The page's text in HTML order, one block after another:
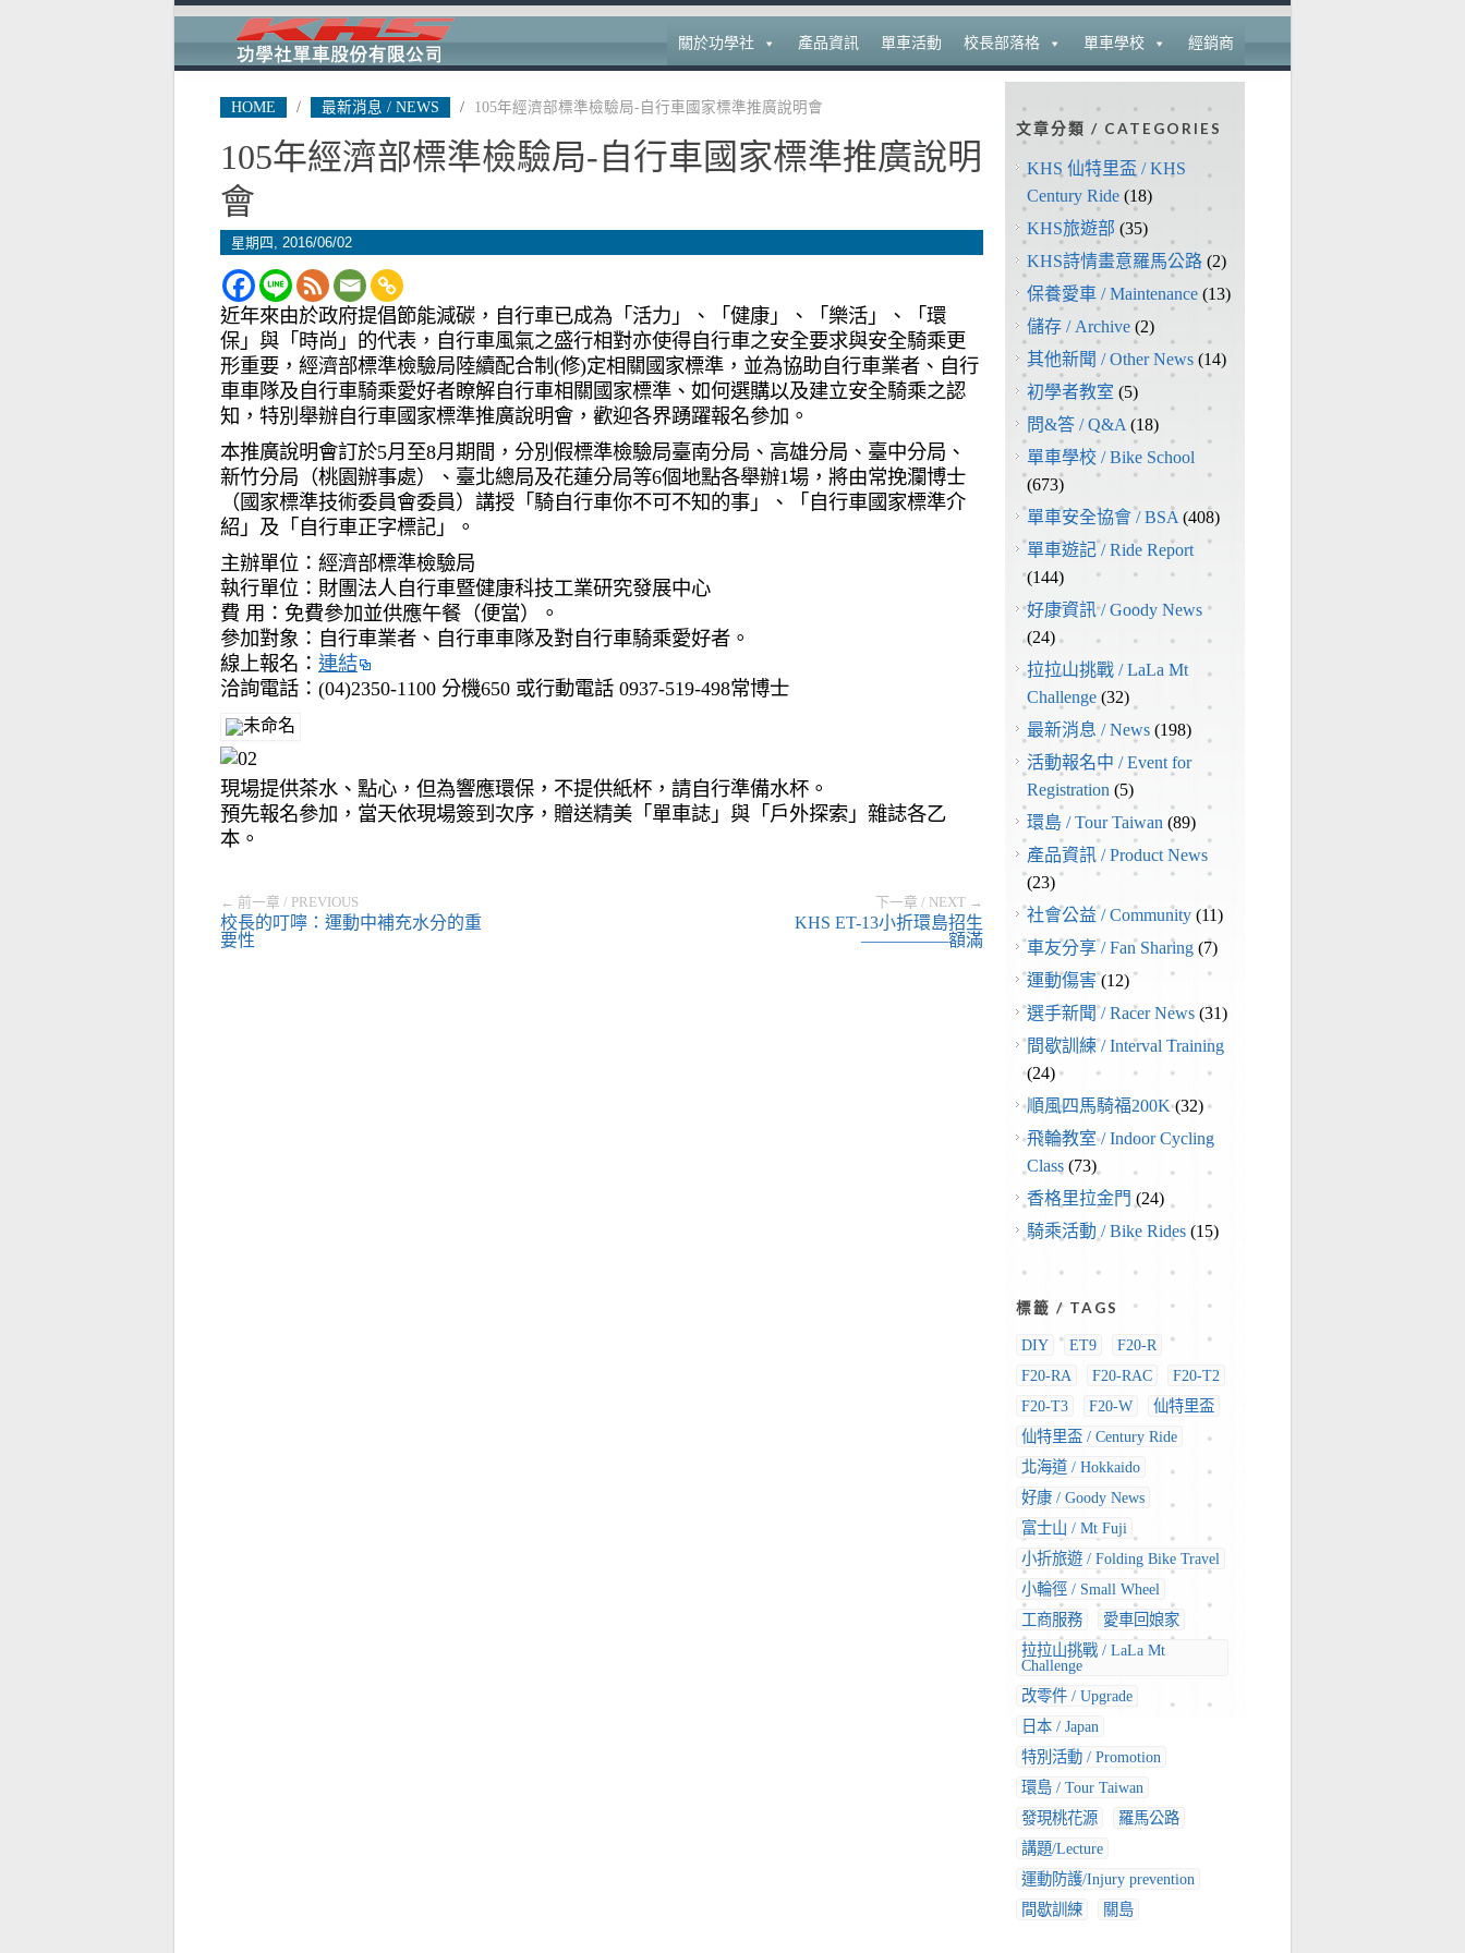
關於功學社 產品資訊 單車活動 校長部落格 單車學校 經銷商
HOME / 最新消息 / NEWS / 105年經濟部標準檢驗局-自行車國家標準推廣說明會
105年經濟部標準檢驗局-自行車國家標準推廣說明
會
星期四, 2016/06/02
近年來由於政府提倡節能減碳，自行車已成為「活力」、「健康」、「樂活」、「環
保」與「時尚」的代表，自行車風氣之盛行相對亦使得自行車之安全要求與安全騎乘更
形重要，經濟部標準檢驗局陸續配合制(修)定相關國家標準，並為協助自行車業者、自行
車車隊及自行車騎乘愛好者瞭解自行車相關國家標準、如何選購以及建立安全騎乘之認
知，特別舉辦自行車國家標準推廣說明會，歡迎各界踴躍報名參加。
本推廣說明會訂於5月至8月期間，分別假標準檢驗局臺南分局、高雄分局、臺中分局、
新竹分局（桃園辦事處）、臺北總局及花蓮分局等6個地點各舉辦1場，將由常挽瀾博士
（國家標準技術委員會委員）講授「騎自行車你不可不知的事」、「自行車國家標準介
紹」及「自行車正字標記」。
主辦單位：經濟部標準檢驗局
執行單位：財團法人自行車暨健康科技工業研究發展中心
費 用：免費參加並供應午餐（便當）。
參加對象：自行車業者、自行車車隊及對自行車騎乘愛好者。
線上報名： 連結
洽詢電話：(04)2350-1100 分機650 或行動電話 0937-519-498常博士
現場提供茶水、點心，但為響應環保，不提供紙杯，請自行準備水杯。
預先報名參加，當天依現場簽到次序，贈送精美「單車誌」與「戶外探索」雜誌各乙
本。
← 前一章 / PREVIOUS
校長的叮嚀：運動中補充水分的重
要性
下一章 / NEXT →
KHS ET-13小折環島招生
—————額滿
文章分類 / CATEGORIES
KHS 仙特里盃 / KHS
Century Ride (18)
KHS旅遊部 (35)
KHS詩情畫意羅馬公路 (2)
保養愛車 / Maintenance (13)
儲存 / Archive (2)
其他新聞 / Other News (14)
初學者教室 (5)
問&答 / Q&A (18)
單車學校 / Bike School
(673)
單車安全協會 / BSA (408)
單車遊記 / Ride Report
(144)
好康資訊 / Goody News
(24)
拉拉山挑戰 / LaLa Mt
Challenge (32)
最新消息 / News (198)
活動報名中 / Event for
Registration (5)
環島 / Tour Taiwan (89)
產品資訊 / Product News
(23)
社會公益 / Community (11)
車友分享 / Fan Sharing (7)
運動傷害(12)
選手新聞 / Racer News (31)
間歇訓練 / Interval Training
(24)
順風四馬騎福200K(32)
飛輪教室 / Indoor Cycling
Class (73)
香格里拉金門 (24)
騎乘活動 / Bike Rides (15)
標籤 / TAGS
DIY ET9
F20-R
F20-RA
F20-RAC
F20-T2
F20-T3
F20-W
仙特里盃
仙特里盃 / Century Ride
北海道 / Hokkaido
好康 / Goody News
富士山 / Mt Fuji
小折旅遊 / Folding Bike Travel
小輪徑 / Small Wheel
工商服務
愛車回娘家
拉拉山挑戰 / LaLa Mt
Challenge
改零件 / Upgrade
日本 / Japan
特別活動 / Promotion
環島 / Tour Taiwan
發現桃花源
羅馬公路
講題/Lecture
運動防護/Injury prevention
間歇訓練
關島